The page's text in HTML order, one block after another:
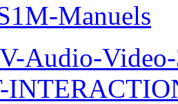
Manuels
Audio-